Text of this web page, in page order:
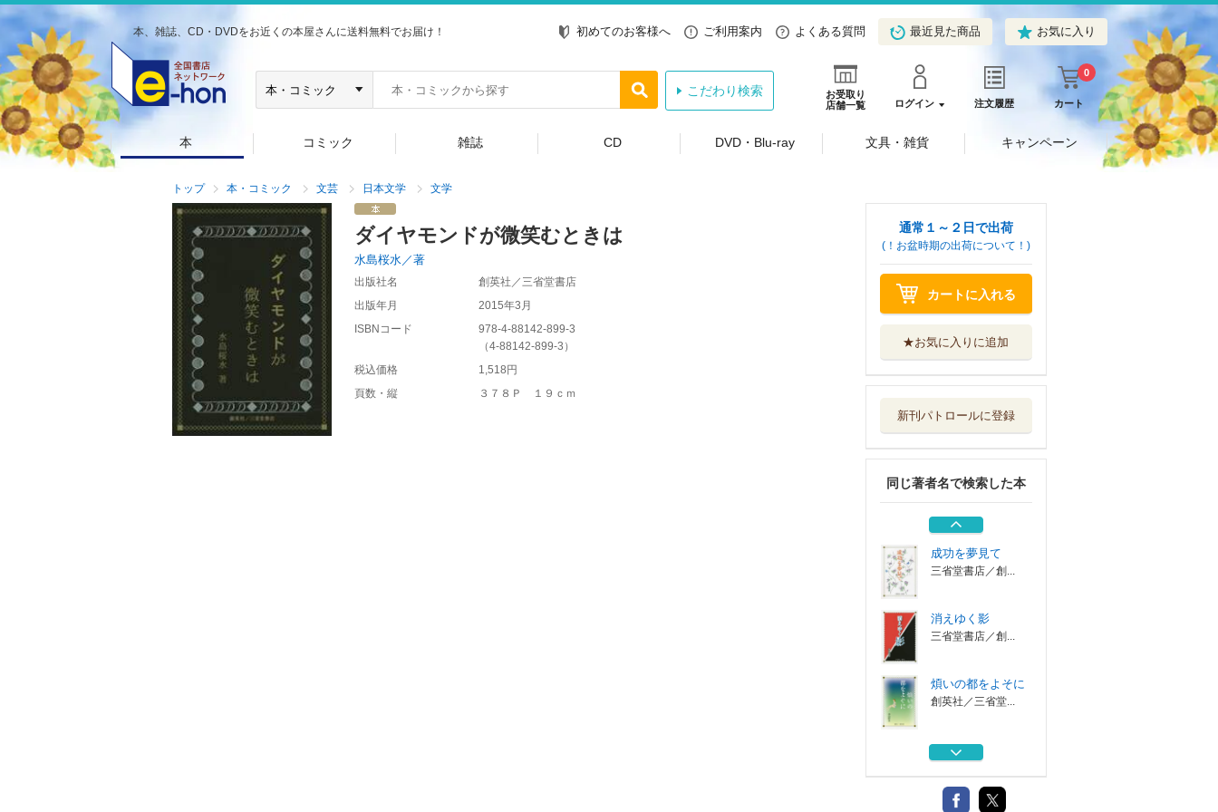
本、雑誌、CD・DVDをお近くの本屋さんに送料無料でお届け！ 初めてのお客様へ ご利用案内 よくある質問 最近見た商品 お気に入り
お受取り
店舗一覧
ログイン 注文履歴 カート
0
こだわり検索
本 コミック 雑誌 CD DVD・Blu-ray 文具・雑貨 キャンペーン
トップ 本・コミック 文芸 日本文学 文学
ダイヤモンドが微笑むときは
水島桜水／著
出版社名
創英社／三省堂書店
出版年月
2015年3月
ISBNコード
978-4-88142-899-3
（4-88142-899-3 ）
税込価格
1,518円
頁数・縦
３７８Ｐ １９ｃｍ
通常１～２日で出荷
(！お盆時期の出荷について！)
カートに入れる
★お気に入りに追加
新刊パトロールに登録
同じ著者名で検索した本
煩いの都をよそに
創英社／三省堂...
暮れなずむ日々
愛は…わ・か・れ
創英社／三省堂...
成功を夢見て
三省堂書店／創...
消えゆく影
三省堂書店／創...
煩いの都をよそに
創英社／三省堂...
暮れなずむ日々